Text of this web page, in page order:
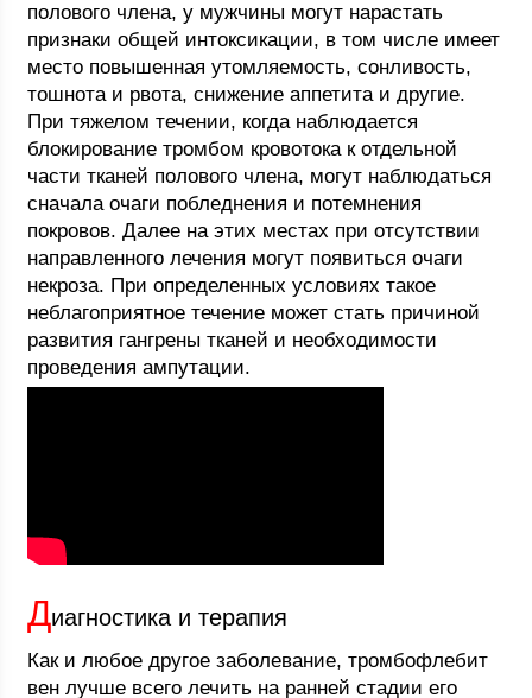
полового члена, у мужчины могут нарастать
признаки общей интоксикации, в том числе имеет
место повышенная утомляемость, сонливость,
тошнота и рвота, снижение аппетита и другие.
При тяжелом течении, когда наблюдается
блокирование тромбом кровотока к отдельной
части тканей полового члена, могут наблюдаться
сначала очаги побледнения и потемнения
покровов. Далее на этих местах при отсутствии
направленного лечения могут появиться очаги
некроза. При определенных условиях такое
неблагоприятное течение может стать причиной
развития гангрены тканей и необходимости
проведения ампутации.
Диагностика и терапия
Как и любое другое заболевание, тромбофлебит
вен лучше всего лечить на ранней стадии его